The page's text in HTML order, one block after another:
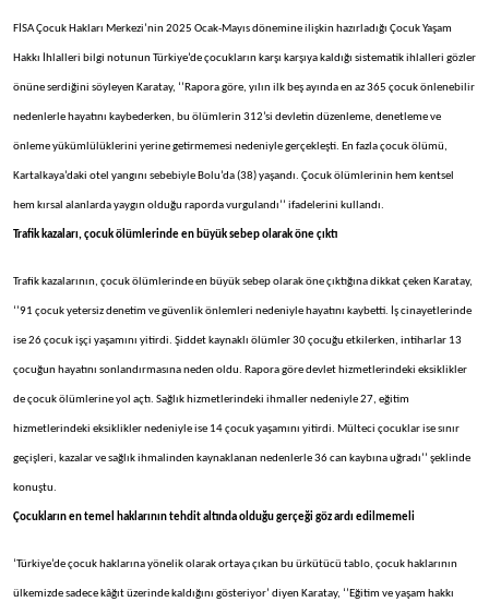
FİSA Çocuk Hakları Merkezi’nin 2025 Ocak-Mayıs dönemine ilişkin hazırladığı Çocuk Yaşam
Hakkı İhlalleri bilgi notunun Türkiye’de çocukların karşı karşıya kaldığı sistematik ihlalleri gözler
önüne serdiğini söyleyen Karatay, ‘’Rapora göre, yılın ilk beş ayında en az 365 çocuk önlenebilir
nedenlerle hayatını kaybederken, bu ölümlerin 312’si devletin düzenleme, denetleme ve
önleme yükümlülüklerini yerine getirmemesi nedeniyle gerçekleşti. En fazla çocuk ölümü,
Kartalkaya’daki otel yangını sebebiyle Bolu’da (38) yaşandı. Çocuk ölümlerinin hem kentsel
hem kırsal alanlarda yaygın olduğu raporda vurgulandı’’ ifadelerini kullandı.
Trafik kazaları, çocuk ölümlerinde en büyük sebep olarak öne çıktı
Trafik kazalarının, çocuk ölümlerinde en büyük sebep olarak öne çıktığına dikkat çeken Karatay,
‘’91 çocuk yetersiz denetim ve güvenlik önlemleri nedeniyle hayatını kaybetti. İş cinayetlerinde
ise 26 çocuk işçi yaşamını yitirdi. Şiddet kaynaklı ölümler 30 çocuğu etkilerken, intiharlar 13
çocuğun hayatını sonlandırmasına neden oldu. Rapora göre devlet hizmetlerindeki eksiklikler
de çocuk ölümlerine yol açtı. Sağlık hizmetlerindeki ihmaller nedeniyle 27, eğitim
hizmetlerindeki eksiklikler nedeniyle ise 14 çocuk yaşamını yitirdi. Mülteci çocuklar ise sınır
geçişleri, kazalar ve sağlık ihmalinden kaynaklanan nedenlerle 36 can kaybına uğradı’’ şeklinde
konuştu.
Çocukların en temel haklarının tehdit altında olduğu gerçeği göz ardı edilmemeli
‘Türkiye’de çocuk haklarına yönelik olarak ortaya çıkan bu ürkütücü tablo, çocuk haklarının
ülkemizde sadece kâğıt üzerinde kaldığını gösteriyor’ diyen Karatay, ‘’Eğitim ve yaşam hakkı